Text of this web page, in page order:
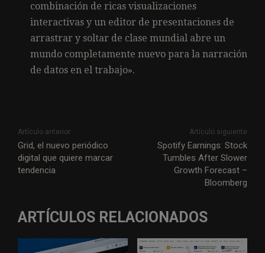
combinación de ricas visualizaciones
interactivas y un editor de presentaciones de
arrastrar y soltar de clase mundial abre un
mundo completamente nuevo para la narración
de datos en el trabajo».
Artículo anterior
Grid, el nuevo periódico
digital que quiere marcar
tendencia
Artículo siguiente
Spotify Earnings: Stock
Tumbles After Slower
Growth Forecast –
Bloomberg
ARTÍCULOS RELACIONADOS